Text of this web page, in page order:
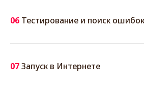
06 Тестирование и поиск ошибок
07Запуск в Интернете